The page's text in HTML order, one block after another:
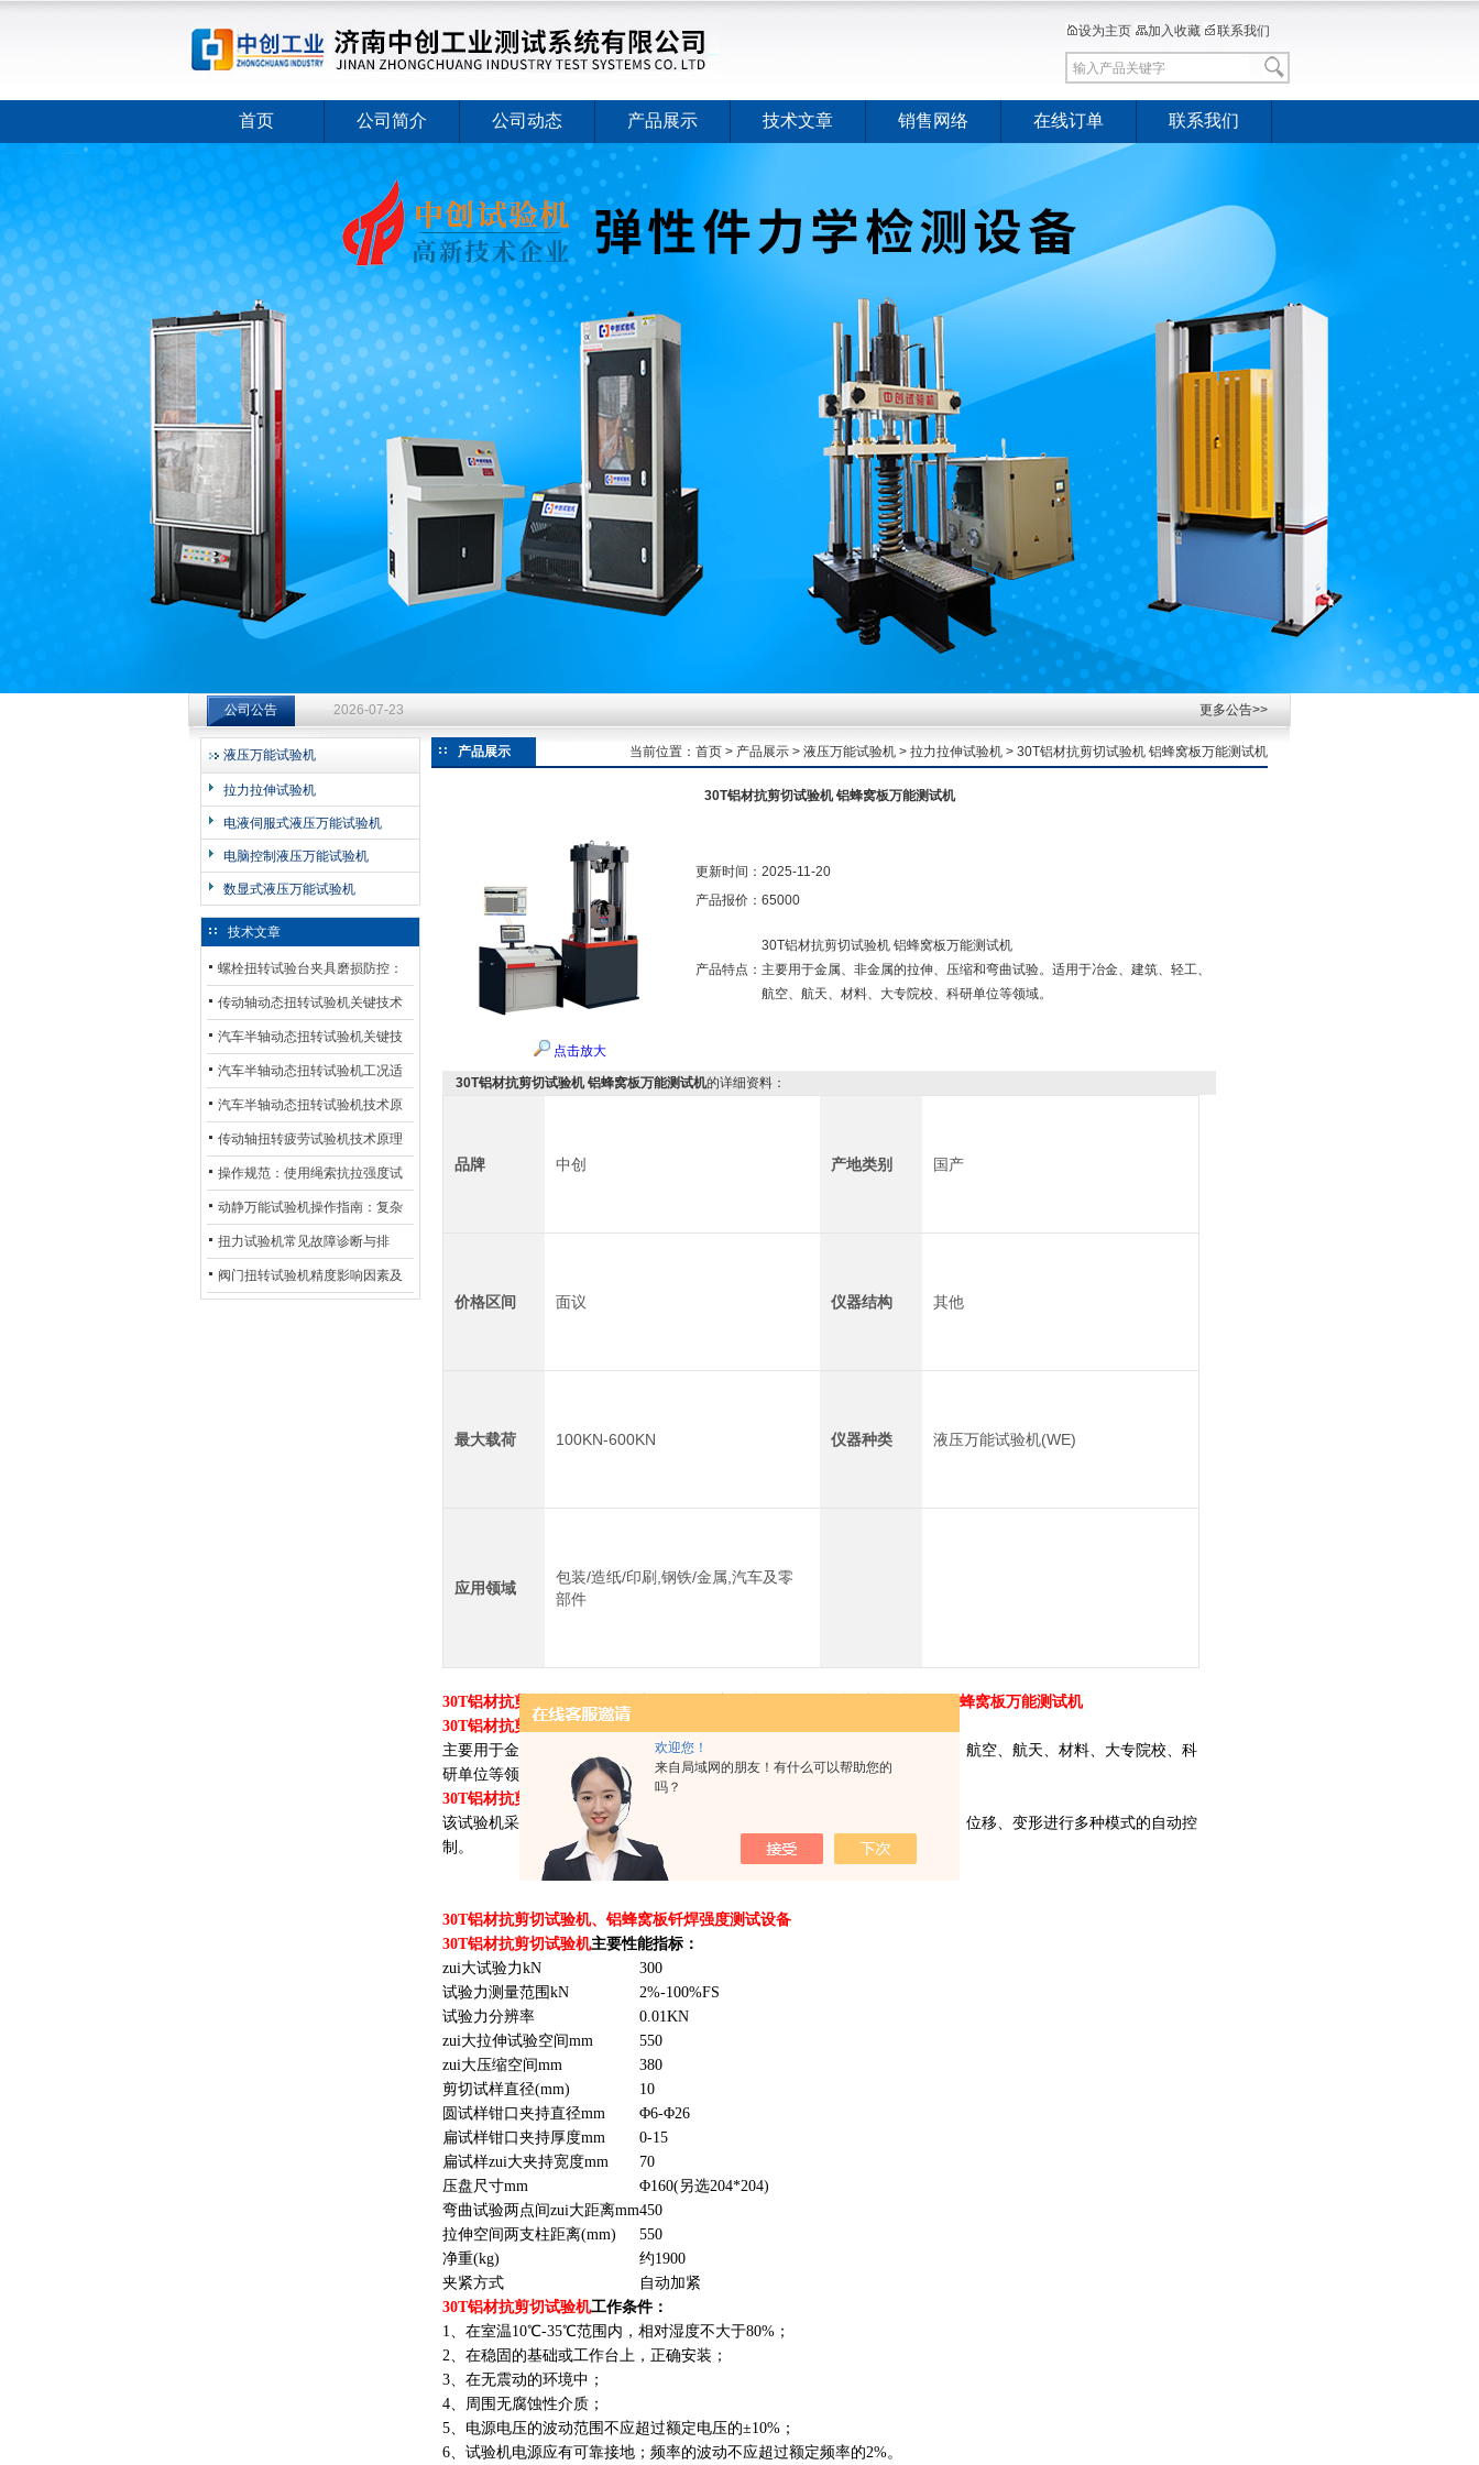
欢迎您！
来自局域网的朋友！有什么可以帮助您的
吗？
济南中创工业测试系统有限公司
设为主页 加入收藏 联系我们
首页 公司简介 公司动态 产品展示 技术文章 销售网络 在线订单 联系我们
公司公告 2026-07-23
钻杆扭转试验台选型指南：从额定扭矩到加载频率的工况适配逻辑
2026-07-23
钻杆扭转试验台选型指南：从额定扭矩到加载频率的工况适配逻辑
2026-07-23
更多公告>>
液压万能试验机
拉力拉伸试验机
电液伺服式液压万能试验机
电脑控制液压万能试验机
数显式液压万能试验机
技术文章
螺栓扭转试验台夹具磨损防控：
材质选型与表面处理的耐用性优
化
传动轴动态扭转试验机关键技术
及产业落地应用
汽车半轴动态扭转试验机关键技
术及产业落地应用
汽车半轴动态扭转试验机工况适
配与质控应用探析
汽车半轴动态扭转试验机技术原
理与行业应用
传动轴扭转疲劳试验机技术原理
与行业应用
操作规范：使用绳索抗拉强度试
验机的完整测试步骤
动静万能试验机操作指南：复杂
动态测试的标准化流程
扭力试验机常见故障诊断与排
除：从传感器信号异常到机械传
阀门扭转试验机精度影响因素及
产品展示 当前位置： 首页 > 产品展示 > 液压万能试验机 > 拉力拉伸试验机 > 30T铝材抗剪切试验机 铝蜂窝板万能测试机
30T铝材抗剪切试验机 铝蜂窝板万能测试机
点击放大
更新时间： 2025-11-20
产品报价： 65000
产品特点：
30T铝材抗剪切试验机 铝蜂窝板万能测试机
主要用于金属、非金属的拉伸、压缩和弯曲试验。适用于冶金、建筑、轻工、
航空、航天、材料、大专院校、科研单位等领域。
30T铝材抗剪切试验机 铝蜂窝板万能测试机的详细资料：
品牌 中创 产地类别 国产
价格区间 面议 仪器结构 其他
最大载荷 100KN-600KN 仪器种类 液压万能试验机(WE)
应用领域
包装/造纸/印刷,钢铁/金属,汽车及零
部件
30T铝材抗剪切试验机、铝蜂窝板钎焊强度测试设备
30T铝材抗剪切试验机 铝蜂窝板万能测试机
30T铝材抗剪切试验机描述：
主要用于金属、非金属的拉伸、压缩和弯曲试验。适用于冶金、建筑、轻工、航空、航天、材料、大专院校、科
研单位等领域。
30T铝材抗剪切试验机概述：
该试验机采用
微机控制全数字宽频电液数字阀，驱动精密液压缸，对试验力、位移、变形进行多种模式的自动控
制。
30T铝材抗剪切试验机、铝蜂窝板钎焊强度测试设备
30T铝材抗剪切试验机主要性能指标：
zui大试验力kN
300
试验力测量范围kN
2%-100%FS
试验力分辨率
0.01KN
zui大拉伸试验空间mm
550
zui大压缩空间mm
380
剪切试样直径(mm)
10
圆试样钳口夹持直径mm
Φ6-Φ26
扁试样钳口夹持厚度mm
0-15
扁试样zui大夹持宽度mm
70
压盘尺寸mm
Φ160(另选204*204)
弯曲试验两点间zui大距离mm450
拉伸空间两支柱距离(mm)
550
净重(kg)
约1900
夹紧方式
自动加紧
30T铝材抗剪切试验机工作条件：
1、在室温10℃-35℃范围内，相对湿度不大于80%；
2、在稳固的基础或工作台上，正确安装；
3、在无震动的环境中；
4、周围无腐蚀性介质；
5、电源电压的波动范围不应超过额定电压的±10%；
6、试验机电源应有可靠接地；频率的波动不应超过额定频率的2%。